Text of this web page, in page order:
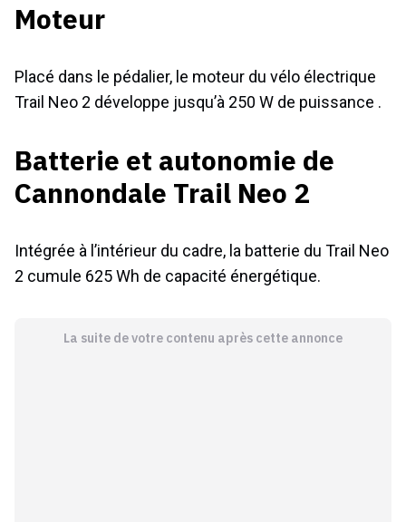
Moteur
Placé dans le pédalier, le moteur du vélo électrique
Trail Neo 2 développe jusqu’à 250 W de puissance .
Batterie et autonomie de
Cannondale Trail Neo 2
Intégrée à l’intérieur du cadre, la batterie du Trail Neo
2 cumule 625 Wh de capacité énergétique.
La suite de votre contenu après cette annonce